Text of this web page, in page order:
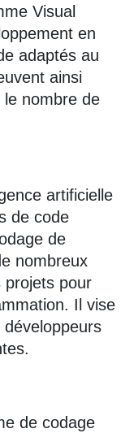
Visual
en
adaptés au
ainsi
nombre de
artificielle
de code
de
nombreux
projets pour
Il vise
de codage